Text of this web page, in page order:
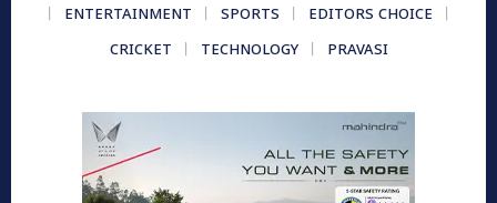
ENTERTAINMENT
SPORTS
EDITORS CHOICE
CRICKET
TECHNOLOGY PRAVASI